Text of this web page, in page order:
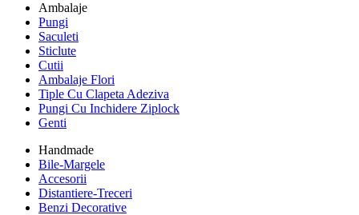
Ambalaje
Pungi
Saculeti
Sticlute
Cutii
Ambalaje Flori
Tiple Cu Clapeta Adeziva
Pungi Cu Inchidere Ziplock
Genti
Handmade
Bile-Margele
Accesorii
Distantiere-Treceri
Benzi Decorative